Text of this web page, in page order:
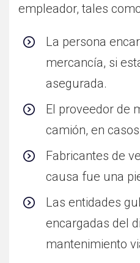
empleador, tales
La persona
mercancía, si
asegura­da.
El proveedor de
camión, en
Fabricantes de
causa fue una
Las entidades
encargadas del
mantenimiento